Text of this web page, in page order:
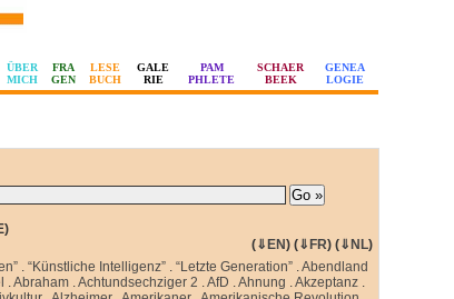
ÜBER
MICH
FRA
GEN
LESE
BUCH
GALE
RIE
PAM
PHLETE
SCHAER
BEEK
GENEA
LOGIE
(⇓EN) (⇓FR) (⇓NL)
.“Künstliche Intelligenz” .“Letzte Generation” .Abendland
.Abraham .Achtundsechziger 2 .AfD .Ahnung .Akzeptanz .